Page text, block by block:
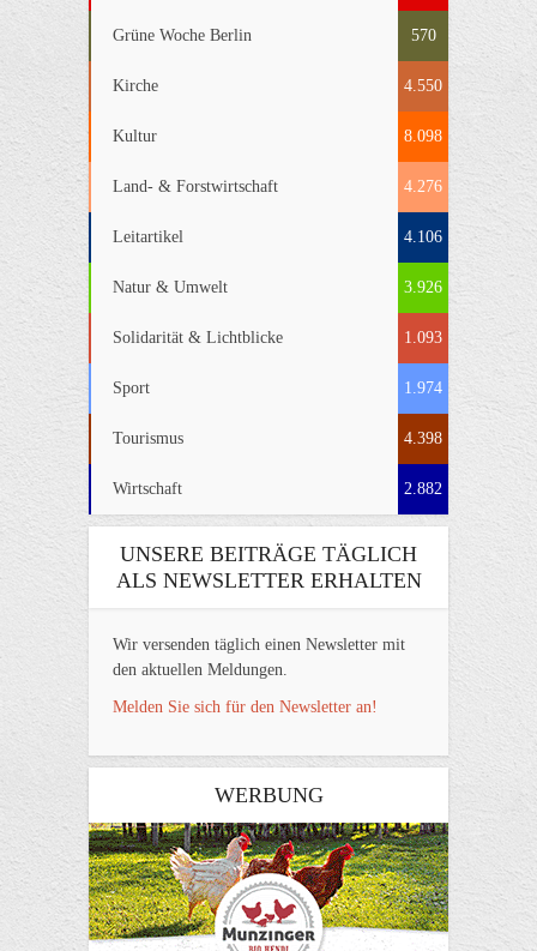
Grüne Woche Berlin 570
Kirche 4.550
Kultur 8.098
Land- & Forstwirtschaft 4.276
Leitartikel 4.106
Natur & Umwelt 3.926
Solidarität & Lichtblicke 1.093
Sport 1.974
Tourismus 4.398
Wirtschaft 2.882
UNSERE BEITRÄGE TÄGLICH
ALS NEWSLETTER ERHALTEN
Wir versenden täglich einen Newsletter mit
den aktuellen Meldungen.
Melden Sie sich für den Newsletter an!
WERBUNG